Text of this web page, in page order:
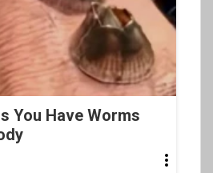
You Have Worms